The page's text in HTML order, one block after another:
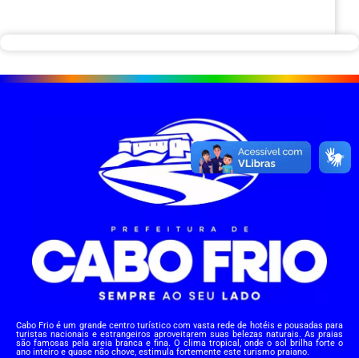
Cabo Frio é um grande centro turístico com vasta rede de hotéis e pousadas para
turistas nacionais e estrangeiros aproveitarem suas belezas naturais. As praias
são famosas pela areia branca e fina. O clima tropical, onde o sol brilha forte o
ano inteiro e quase não chove, estimula fortemente este turismo praiano.